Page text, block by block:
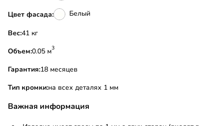
Цвет фасада: Белый
Вес:
41 кг
Объем:
0.05 м3
Гарантия:18 месяцев
Тип кромки:на всех деталях 1 мм
Важная информация